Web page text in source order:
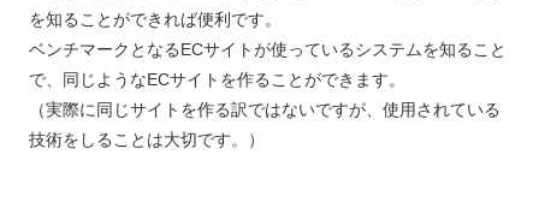
を知ることができれば便利です。
ベンチマークとなるECサイトが使っているシステムを知ること
で、同じようなECサイトを作ることができます。
（実際に同じサイトを作る訳ではないですが、使用されている
技術をしることは大切です。）